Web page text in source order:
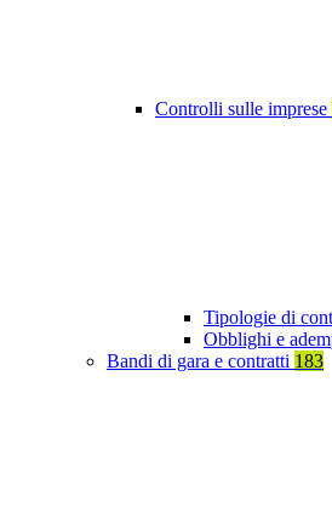
Controlli sulle imprese
Tipologie di
Obblighi e
Bandi di gara e contratti 183